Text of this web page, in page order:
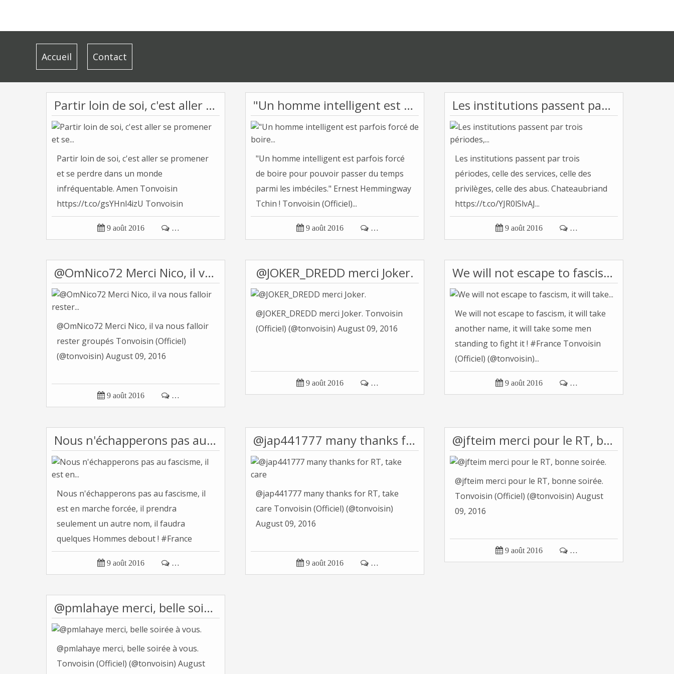
Accueil Contact
Partir loin de soi, c'est aller se promener et se...
Partir loin de soi, c'est aller se promener
et se perdre dans un monde
infréquentable. Amen Tonvoisin
https://t.co/gsYHnl4izU Tonvoisin
(Officiel)...
 9 août 2016  …
"Un homme intelligent est parfois forcé de boire...
"Un homme intelligent est parfois forcé
de boire pour pouvoir passer du temps
parmi les imbéciles." Ernest Hemmingway
Tchin ! Tonvoisin (Officiel)...
 9 août 2016  …
Les institutions passent par trois périodes,...
Les institutions passent par trois
périodes, celle des services, celle des
privilèges, celle des abus. Chateaubriand
https://t.co/YJR0lSlvAJ...
 9 août 2016  …
@OmNico72 Merci Nico, il va nous falloir rester...
@OmNico72 Merci Nico, il va nous falloir
rester groupés Tonvoisin (Officiel)
(@tonvoisin) August 09, 2016
 9 août 2016  …
@JOKER_DREDD merci Joker.
@JOKER_DREDD merci Joker. Tonvoisin
(Officiel) (@tonvoisin) August 09, 2016
 9 août 2016  …
We will not escape to fascism, it will take...
We will not escape to fascism, it will take
another name, it will take some men
standing to fight it ! #France Tonvoisin
(Officiel) (@tonvoisin)...
 9 août 2016  …
Nous n'échapperons pas au fascisme, il est en...
Nous n'échapperons pas au fascisme, il
est en marche forcée, il prendra
seulement un autre nom, il faudra
quelques Hommes debout ! #France
Tonvoisin...
 9 août 2016  …
@jap441777 many thanks for RT, take care
@jap441777 many thanks for RT, take
care Tonvoisin (Officiel) (@tonvoisin)
August 09, 2016
 9 août 2016  …
@jfteim merci pour le RT, bonne soirée.
@jfteim merci pour le RT, bonne soirée.
Tonvoisin (Officiel) (@tonvoisin) August
09, 2016
 9 août 2016  …
@pmlahaye merci, belle soirée à vous.
@pmlahaye merci, belle soirée à vous.
Tonvoisin (Officiel) (@tonvoisin) August